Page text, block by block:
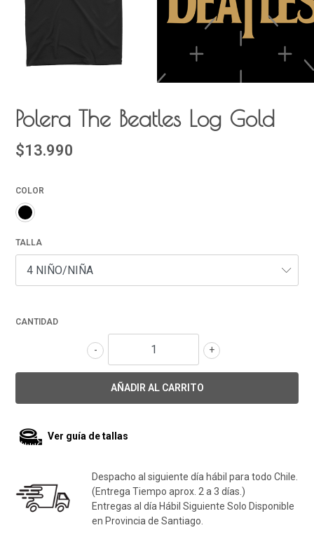
Polera The Beatles Log Gold
$13.990
COLOR
TALLA
CANTIDAD
+
-
Ver guía de tallas
Despacho al siguiente día hábil para todo Chile.
(Entrega Tiempo aprox. 2 a 3 días.)
Entregas al día Hábil Siguiente Solo Disponible
en Provincia de Santiago.